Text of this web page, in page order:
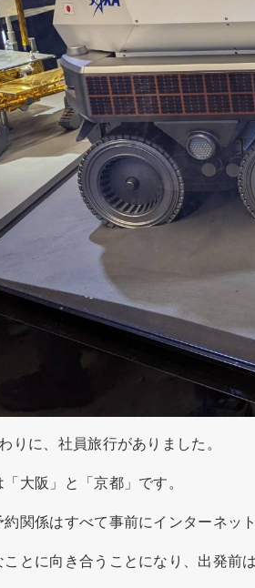
りに、社員旅行がありました。
大阪」と「京都」です。
関係はすべて事前にインターネット
とに向き合うことになり、出発前